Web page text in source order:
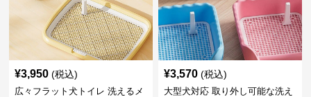
¥3,950 (税込)
広々フラット犬トイレ 洗えるメ
¥3,570 (税込)
大型犬対応 取り外し可能な洗え